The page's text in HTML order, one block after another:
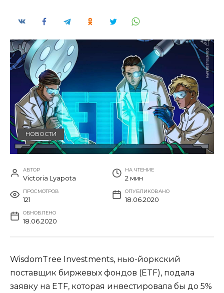
НОВОСТИ
АВТОР
Victoria Lyapota
НА ЧТЕНИЕ
2 мин
ПРОСМОТРОВ
121
ОПУБЛИКОВАНО
18.06.2020
ОБНОВЛЕНО
18.06.2020
WisdomTree Investments, нью-йоркский
поставщик биржевых фондов (ETF), подала
заявку на ETF, которая инвестировала бы до 5%